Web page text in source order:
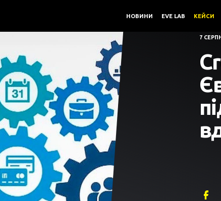
НОВИНИ EVE LAB КЕЙСИ
7